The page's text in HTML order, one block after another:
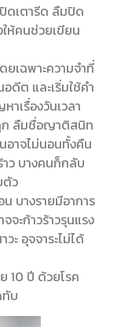
ดเตารีด ลืมปิด
ห้คนช่วยเขียน
ยเฉพาะความจำที่
อดีต และเริ่มใช้คำ
เรื่องวันเวลา
ก ลืมชื่อญาติสนิท
อาจไม่นอนทั้งคืน
ว บางคนก็กลับ
ตัว
บางรายมีอาการ
จะก้าวร้าวรุนแรง
ะ อุจจาระไม่ได้
10 ปี ด้วยโรค
บ